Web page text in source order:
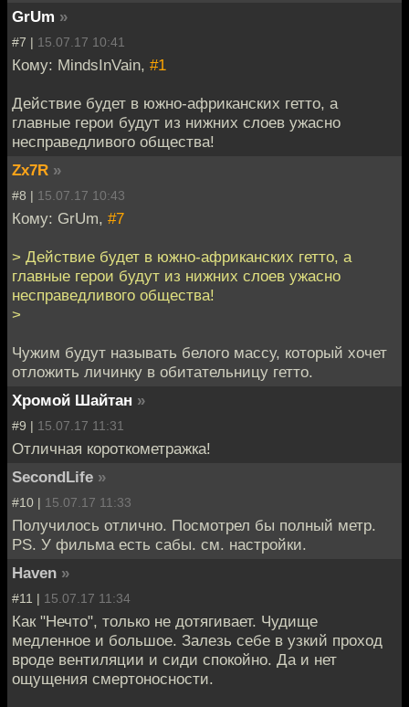
GrUm »
#7 | 15.07.17 10:41
Кому: MindsInVain, #1
Действие будет в южно-африканских гетто, а
главные герои будут из нижних слоев ужасно
несправедливого общества!
Zx7R »
#8 | 15.07.17 10:43
Кому: GrUm, #7
> Действие будет в южно-африканских гетто, а
главные герои будут из нижних слоев ужасно
несправедливого общества!
>
Чужим будут называть белого массу, который хочет
отложить личинку в обитательницу гетто.
Хромой Шайтан »
#9 | 15.07.17 11:31
Отличная короткометражка!
SecondLife »
#10 | 15.07.17 11:33
Получилось отлично. Посмотрел бы полный метр.
PS. У фильма есть сабы. см. настройки.
Haven »
#11 | 15.07.17 11:34
Как "Нечто", только не дотягивает. Чудище
медленное и большое. Залезь себе в узкий проход
вроде вентиляции и сиди спокойно. Да и нет
ощущения смертоносности.